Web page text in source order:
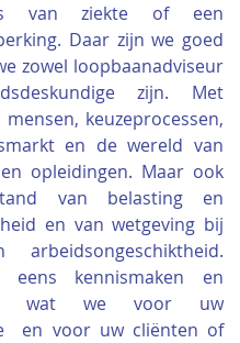
van ziekte of een
Daar zijn we goed
zowel loopbaanadviseur
zijn. Met
mensen, keuzeprocessen,
en de wereld van
opleidingen. Maar ook
van belasting en
en van wetgeving bij
eens kennismaken en
wat we voor uw
en voor uw cliënten of